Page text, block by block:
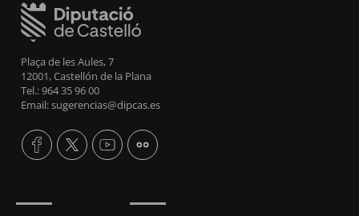
Plaça de les Aules, 7
12001, Castellón de la Plana
Tel.: 964 35 96 00
Email: sugerencias@dipcas.es